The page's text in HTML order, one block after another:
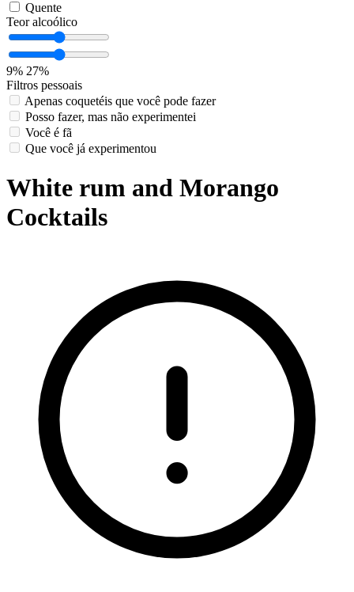
Quente
Teor alcoólico
9% 27%
Filtros pessoais
Apenas coquetéis que você pode fazer
Posso fazer, mas não experimentei
Você é fã
Que você já experimentou
White rum and Morango
Cocktails